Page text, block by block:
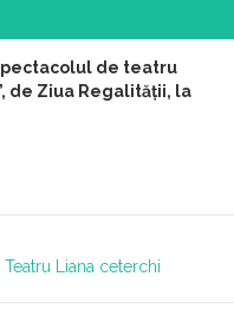
de teatru
de Ziua Regalității, la
Teatru Liana ceterchi